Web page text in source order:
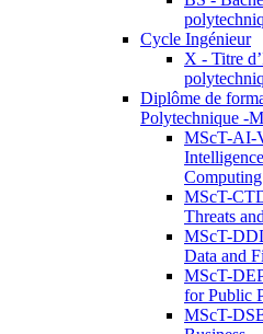
Cycle Ingénieur
X - Titre
Diplôme de
Polytechnique -
MScT-AI-
Computing
MScT-
Threats
MScT-
Data and
MScT-
for Public
MScT-